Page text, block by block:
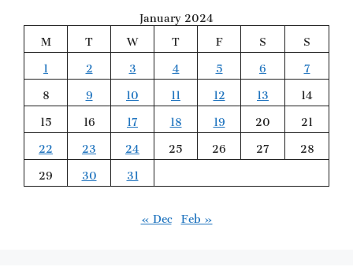
January 2024
M
T W T F S
S
1
2 3 4 5 6
7
8
9 10 11 12 13
14
15
16 17 18 19 20
21
22
23 24 25 26 27
28
29
30
31
« Dec Feb »